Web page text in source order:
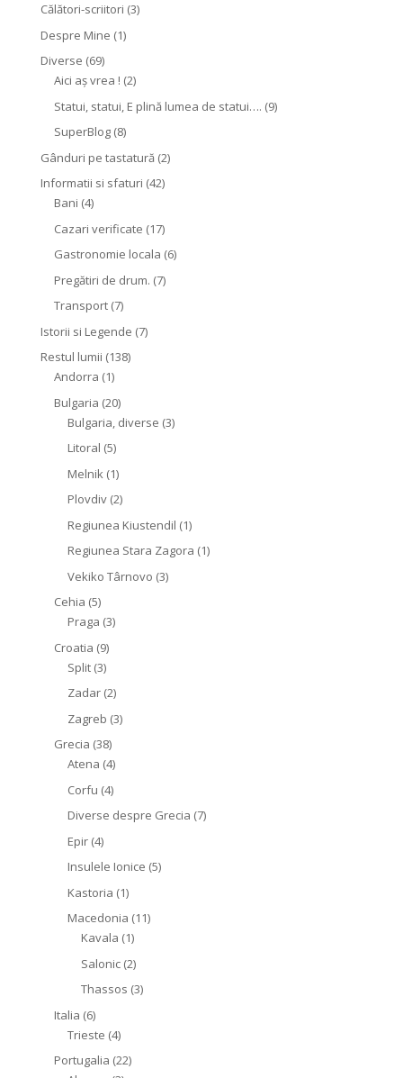
Călători-scriitori (3)
Despre Mine (1)
Diverse (69)
Aici aș vrea ! (2)
Statui, statui, E plină lumea de statui…. (9)
SuperBlog(8)
Gânduri pe tastatură(2)
Informatii si sfaturi (42)
Bani (4)
Cazari verificate (17)
Gastronomie locala (6)
Pregătiri de drum. (7)
Transport(7)
Istorii si Legende (7)
Restul lumii (138)
Andorra (1)
Bulgaria (20)
Bulgaria, diverse (3)
Litoral (5)
Melnik (1)
Plovdiv(2)
Regiunea Kiustendil (1)
Regiunea Stara Zagora (1)
Vekiko Târnovo (3)
Cehia (5)
Praga (3)
Croatia (9)
Split(3)
Zadar(2)
Zagreb (3)
Grecia (38)
Atena (4)
Corfu (4)
Diverse despre Grecia (7)
Epir(4)
Insulele Ionice (5)
Kastoria (1)
Macedonia (11)
Kavala (1)
Salonic(2)
Thassos (3)
Italia (6)
Trieste (4)
Portugalia (22)